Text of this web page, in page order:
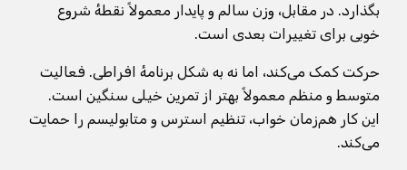
بگذارد. در مقابل، وزن سالم و پایدار معمولاً نقطهٔ شروع
خوبی برای تغییرات بعدی است.
حرکت کمک می‌کند، اما نه به شکل برنامهٔ افراطی. فعالیت
متوسط و منظم معمولاً بهتر از تمرین خیلی سنگین است.
این کار هم‌زمان خواب، تنظیم استرس و متابولیسم را حمایت
می‌کند.